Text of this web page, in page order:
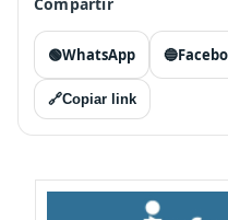
🟢WhatsApp 🔵
🔗Copiar link